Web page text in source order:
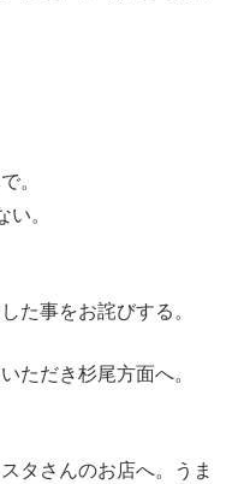
。
。
た事をお詫びする。
ただき杉尾方面へ。
タさんのお店へ。うま